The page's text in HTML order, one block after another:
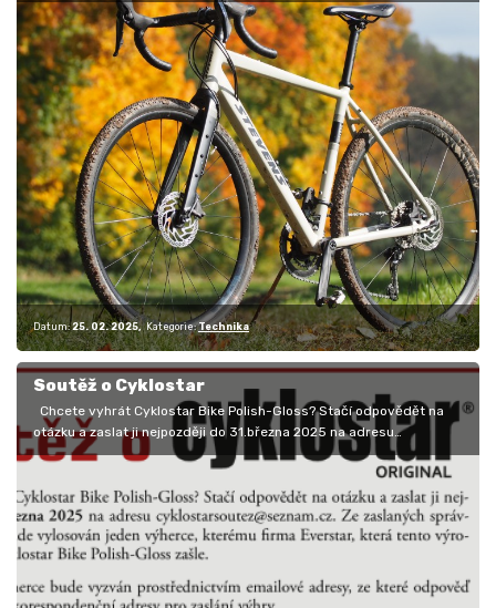
Datum: 25. 02. 2025 Kategorie: Technika
Soutěž o Cyklostar
Chcete vyhrát Cyklostar Bike Polish-Gloss? Stačí odpovědět na
otázku a zaslat ji nejpozději do 31.března 2025 na adresu…